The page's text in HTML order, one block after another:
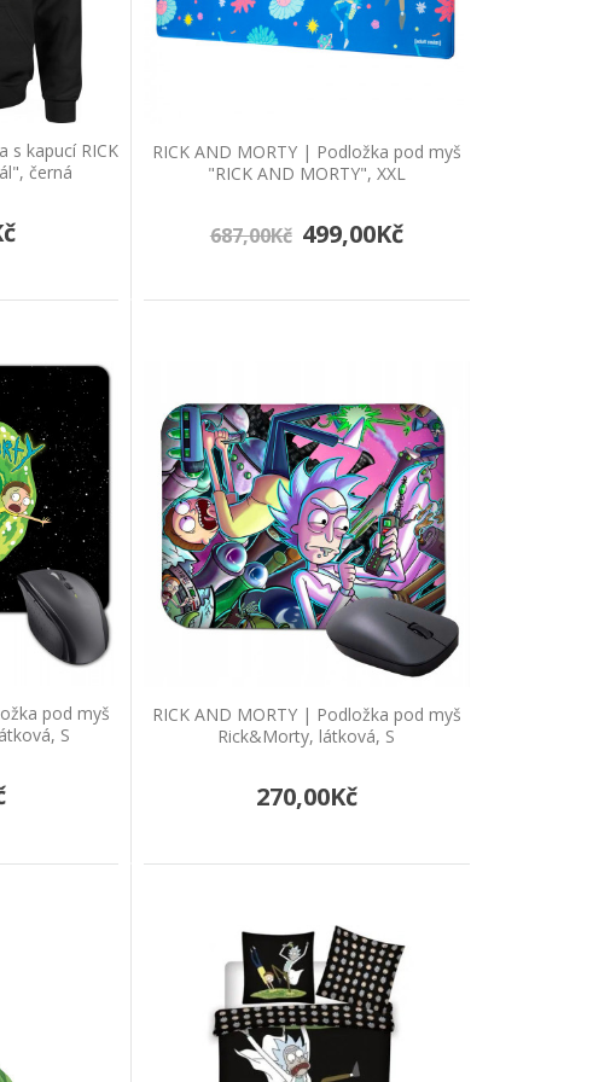
černáMikina s kapucí a kapsou s motivem
"RICK AND MORTY", XXL
XXL, oficiální licenceVelká originální podložka p..
Rick&Morty "Pickle Rick", látková, S
Rick" rozměry: 22 x 18 cm, tloušťka 2 mmhladké u..
Rick&Morty, látková, S
s kapucí RICK
černá
RICK AND MORTY | Podložka pod myš
"RICK AND MORTY", XXL
687,00Kč 499,00Kč
pod myš
S
RICK AND MORTY | Podložka pod myš
Rick&Morty, látková, S
270,00Kč